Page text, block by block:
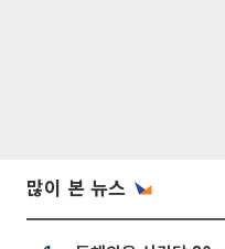
많이 본 뉴스